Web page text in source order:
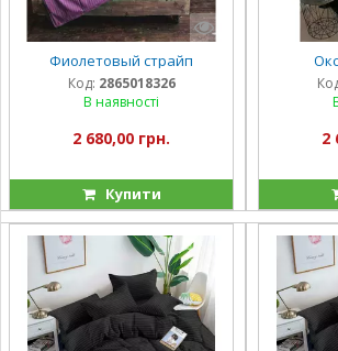
Фиолетовый страйп
Код: 2865018326
В наявності
2 680,00 грн.
Купити
2